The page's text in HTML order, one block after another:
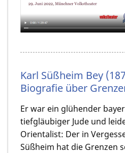
Karl Süßheim Bey
Biografie über
Er war ein glühender
tiefgläubiger Jude und
Orientalist: Der in
Süßheim hat die Grenzen